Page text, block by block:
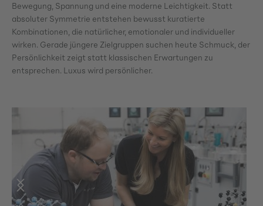
Bewegung, Spannung und eine moderne Leichtigkeit. Statt
absoluter Symmetrie entstehen bewusst kuratierte
Kombinationen, die natürlicher, emotionaler und individueller
wirken. Gerade jüngere Zielgruppen suchen heute Schmuck, der
Persönlichkeit zeigt statt klassischen Erwartungen zu
entsprechen. Luxus wird persönlicher.